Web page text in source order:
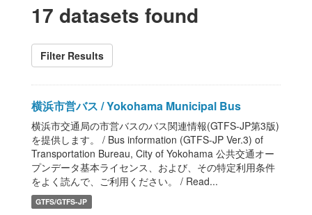
17 datasets found
Filter Results
横浜市営バス / Yokohama Municipal Bus
横浜市交通局の市営バスのバス関連情報(GTFS-JP第3版)
を提供します。 / Bus information (GTFS-JP Ver.3) of
Transportation Bureau, City of Yokohama 公共交通オー
プンデータ基本ライセンス、および、その特定利用条件
をよく読んで、ご利用ください。 / Read...
GTFS/GTFS-JP